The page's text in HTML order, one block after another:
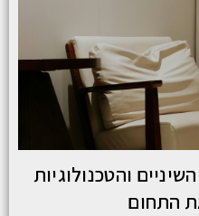
והטכנולוגיות
התחום